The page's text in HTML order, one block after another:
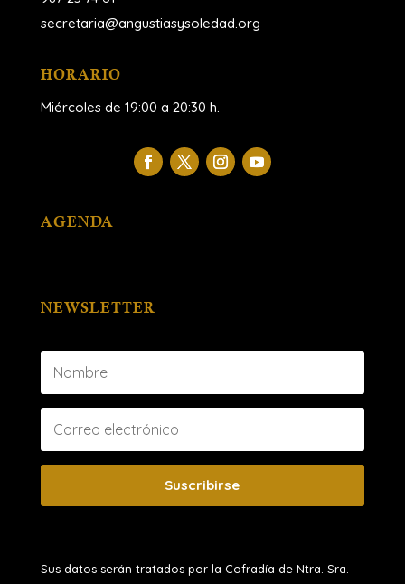
secretaria@angustiasysoledad.org
HORARIO
Miércoles de 19:00 a 20:30 h.
AGENDA
NEWSLETTER
Suscribirse
Sus datos serán tratados por la Cofradía de Ntra. Sra.